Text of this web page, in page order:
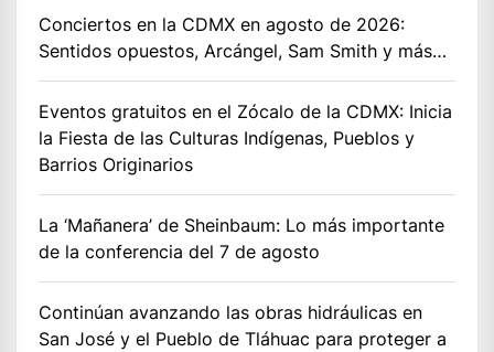
Conciertos en la CDMX en agosto de 2026:
Sentidos opuestos, Arcángel, Sam Smith y más…
Eventos gratuitos en el Zócalo de la CDMX: Inicia
la Fiesta de las Culturas Indígenas, Pueblos y
Barrios Originarios
La ‘Mañanera’ de Sheinbaum: Lo más importante
de la conferencia del 7 de agosto
Continúan avanzando las obras hidráulicas en
San José y el Pueblo de Tláhuac para proteger a